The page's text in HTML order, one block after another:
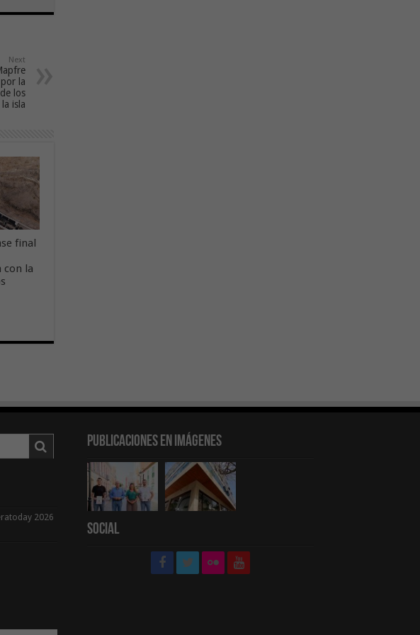
Next
la
los
isla
final
con la
2026
Publicaciones en Imágenes
Social